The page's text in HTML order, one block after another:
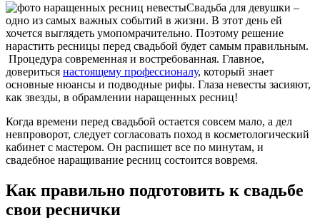
Свадьба для девушки –
одно из самых важных событий в жизни. В этот день ей
хочется выглядеть умопомрачительно. Поэтому решение
нарастить ресницы перед свадьбой будет самым правильным.
Процедура современная и востребованная. Главное,
довериться настоящему профессионалу, который знает
основные нюансы и подводные рифы. Глаза невесты засияют,
как звезды, в обрамлении наращенных ресниц!
Когда времени перед свадьбой остается совсем мало, а дел
невпроворот, следует согласовать поход в косметологический
кабинет с мастером. Он распишет все по минутам, и
свадебное наращивание ресниц состоится вовремя.
Как правильно подготовить к свадьбе
свои реснички